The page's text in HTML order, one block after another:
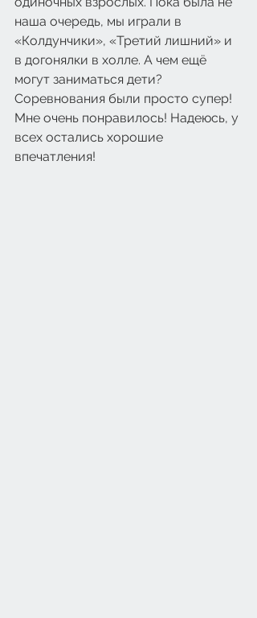
наша очередь, мы играли в
«Колдунчики», «Третий лишний» и
в догонялки в холле. А чем ещё
могут заниматься дети?
Соревнования были просто супер!
Мне очень понравилось! Надеюсь, у
всех остались хорошие
впечатления!